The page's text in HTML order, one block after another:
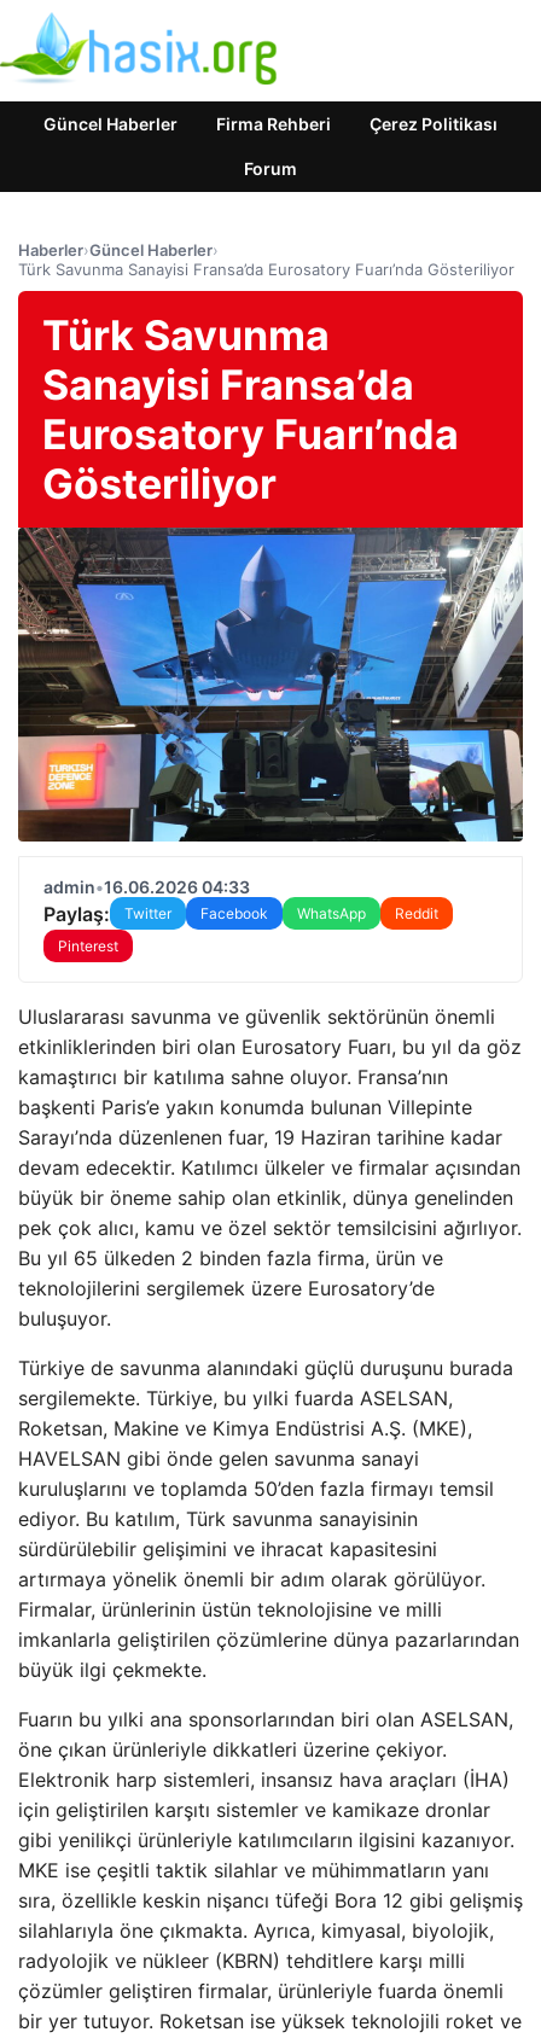
Güncel Haberler Firma Rehberi Çerez Politikası
Forum
Haberler›Güncel Haberler›
Türk Savunma Sanayisi Fransa’da Eurosatory Fuarı’nda Gösteriliyor
Türk Savunma
Sanayisi Fransa’da
Eurosatory Fuarı’nda
Gösteriliyor
admin•16.06.2026 04:33
Paylaş: Twitter Facebook WhatsApp
Reddit
Pinterest
Uluslararası savunma ve güvenlik sektörünün önemli
etkinliklerinden biri olan Eurosatory Fuarı, bu yıl da göz
kamaştırıcı bir katılıma sahne oluyor. Fransa’nın
başkenti Paris’e yakın konumda bulunan Villepinte
Sarayı’nda düzenlenen fuar, 19 Haziran tarihine kadar
devam edecektir. Katılımcı ülkeler ve firmalar açısından
büyük bir öneme sahip olan etkinlik, dünya genelinden
pek çok alıcı, kamu ve özel sektör temsilcisini ağırlıyor.
Bu yıl 65 ülkeden 2 binden fazla firma, ürün ve
teknolojilerini sergilemek üzere Eurosatory’de
buluşuyor.
Türkiye de savunma alanındaki güçlü duruşunu burada
sergilemekte. Türkiye, bu yılki fuarda ASELSAN,
Roketsan, Makine ve Kimya Endüstrisi A.Ş. (MKE),
HAVELSAN gibi önde gelen savunma sanayi
kuruluşlarını ve toplamda 50’den fazla firmayı temsil
ediyor. Bu katılım, Türk savunma sanayisinin
sürdürülebilir gelişimini ve ihracat kapasitesini
artırmaya yönelik önemli bir adım olarak görülüyor.
Firmalar, ürünlerinin üstün teknolojisine ve milli
imkanlarla geliştirilen çözümlerine dünya pazarlarından
büyük ilgi çekmekte.
Fuarın bu yılki ana sponsorlarından biri olan ASELSAN,
öne çıkan ürünleriyle dikkatleri üzerine çekiyor.
Elektronik harp sistemleri, insansız hava araçları (İHA)
için geliştirilen karşıtı sistemler ve kamikaze dronlar
gibi yenilikçi ürünleriyle katılımcıların ilgisini kazanıyor.
MKE ise çeşitli taktik silahlar ve mühimmatların yanı
sıra, özellikle keskin nişancı tüfeği Bora 12 gibi gelişmiş
silahlarıyla öne çıkmakta. Ayrıca, kimyasal, biyolojik,
radyolojik ve nükleer (KBRN) tehditlere karşı milli
çözümler geliştiren firmalar, ürünleriyle fuarda önemli
bir yer tutuyor. Roketsan ise yüksek teknolojili roket ve